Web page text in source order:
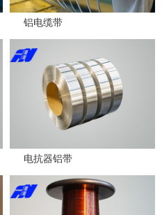
铝电缆带
电抗器铝带